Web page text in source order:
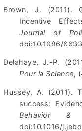
Brown, J. (2011).
Incentive
Journal of
doi:10.1086/
Delahaye, J.-P.
Pour la Science,
Hussey, A. (2011).
success:
Behavior &
doi:10.1016/